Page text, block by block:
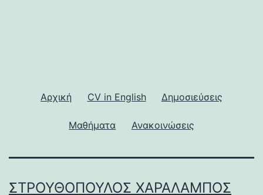
Αρχική CV in English Δημοσιεύσεις
Μαθήματα Ανακοινώσεις
ΣΤΡΟΥΘΌΠΟΥΛΟΣ ΧΑΡΆΛΑΜΠΟΣ